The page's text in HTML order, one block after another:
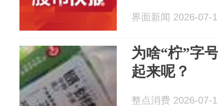
界面新闻 2026-07-
为啥“柠”字
起来呢？
整点消费 2026-07-